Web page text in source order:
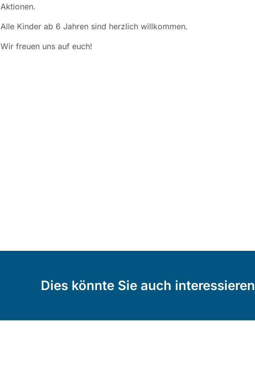
Aktionen.
Alle Kinder ab 6 Jahren sind herzlich willkommen.
Wir freuen uns auf euch!
Dies könnte Sie auch interessieren